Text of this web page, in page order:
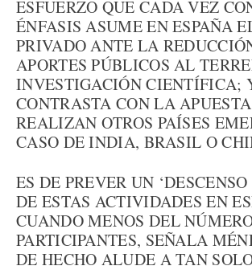
ESFUERZO QUE CADA VEZ
ÉNFASIS ASUME EN ESPAÑA
PRIVADO ANTE LA
APORTES PÚBLICOS AL
INVESTIGACIÓN CIENTÍFICA;
CONTRASTA CON LA
REALIZAN OTROS PAÍSES
CASO DE INDIA, BRASIL O
ES DE PREVER UN ‘DESCENSO
DE ESTAS ACTIVIDADES EN
CUANDO MENOS DEL
PARTICIPANTES, SEÑALA
DE HECHO ALUDE A TAN